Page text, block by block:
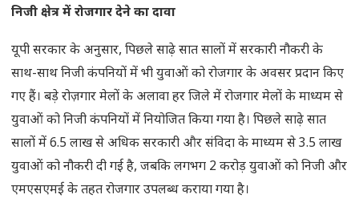
निजी क्षेत्र में रोजगार देने का दावा
यूपी सरकार के अनुसार, पिछले साढ़े सात सालों में सरकारी नौकरी के
साथ-साथ निजी कंपनियों में भी युवाओं को रोजगार के अवसर प्रदान किए
गए हैं। बड़े रोज़गार मेलों के अलावा हर जिले में रोजगार मेलों के माध्यम से
युवाओं को निजी कंपनियों में नियोजित किया गया है। पिछले साढ़े सात
सालों में 6.5 लाख से अधिक सरकारी और संविदा के माध्यम से 3.5 लाख
युवाओं को नौकरी दी गई है, जबकि लगभग 2 करोड़ युवाओं को निजी और
एमएसएमई के तहत रोजगार उपलब्ध कराया गया है।